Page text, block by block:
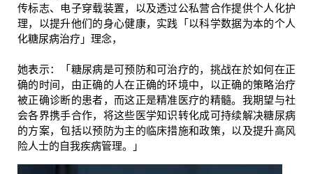
传标志、电子穿载装置，以及透过公私营合作提供个人化护
理，以提升他们的身心健康，实践「以科学数据为本的个人
化糖尿病治疗」理念，
她表示：「糖尿病是可预防和可治疗的，挑战在於如何在正
确的时间，由正确的人在正确的环境中，以正确的策略治疗
被正确诊断的患者，而这正是精准医疗的精髓。我期望与社
会各界携手合作，将这些医学知识转化成可持续解决糖尿病
的方案，包括以预防为主的临床措施和政策，以及提升高风
险人士的自我疾病管理。」